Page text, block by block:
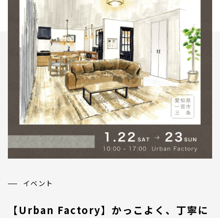
イベント
【Urban Factory】かっこよく、丁寧に